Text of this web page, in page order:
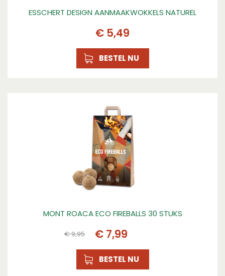
ESSCHERT DESIGN AANMAAKWOKKELS NATUREL
€ 5,49
BESTEL NU
MONT ROACA ECO FIREBALLS 30 STUKS
€9,95 € 7,99
BESTEL NU